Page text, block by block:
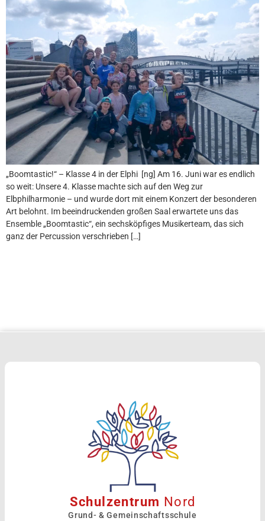
„Boomtastic!“ – Klasse 4 in der Elphi [ng] Am 16. Juni war es endlich
so weit: Unsere 4. Klasse machte sich auf den Weg zur
Elbphilharmonie – und wurde dort mit einem Konzert der besonderen
Art belohnt. Im beeindruckenden großen Saal erwartete uns das
Ensemble „Boomtastic“, ein sechsköpfiges Musikerteam, das sich
ganz der Percussion verschrieben […]
Schulzentrum Nord
Grund- & Gemeinschaftsschule